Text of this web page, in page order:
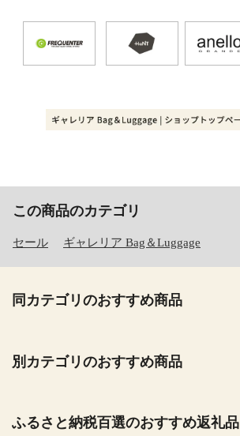
この商品のカテゴリ
セール ギャレリア Bag＆Luggage
同カテゴリのおすすめ商品
別カテゴリのおすすめ商品
ふるさと納税百選のおすすめ返礼品